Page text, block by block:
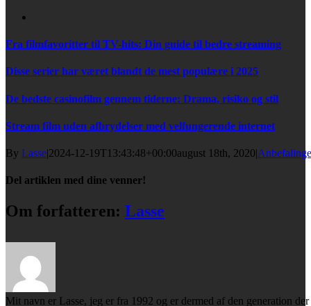
Fra filmfavoritter til TV-hits: Din guide til bedre streaming
Disse serier har været blandt de mest populære i 2025
De bedste casinofilm gennem tiderne: Drama, risiko og stil
Stream film uden afbrydelser med velfungerende internet
By Lasse|2024-12-19T13:43:48+00:00august 18th, 2020|
Del artiklen med dine venner!
Facebook
Twitter
Reddit
LinkedIn
Tumblr
Pinterest
E-
mail
Om forfatteren: Lasse
Mit navn er Lasse, jeg er fra 1992 og er dermed af den generation